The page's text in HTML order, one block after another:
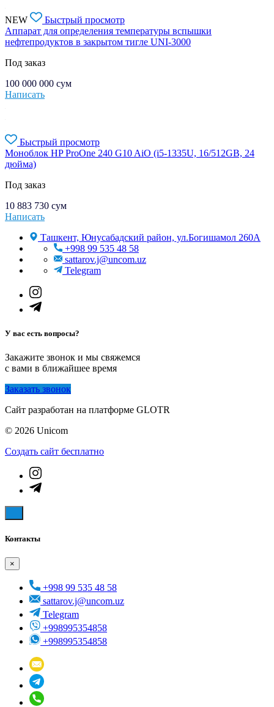
NEW
Быстрый просмотр
Аппарат для определения температуры вспышки
нефтепродуктов в закрытом тигле UNI-3000
Под заказ
100 000 000 сум
Написать
Быстрый просмотр
Моноблок HP ProOne 240 G10 AiO (i5-1335U, 16/512GB, 24
дюйма)
Под заказ
10 883 730 сум
Написать
Ташкент, Юнусабадский район, ул.Богишамол 260А
+998 99 535 48 58
sattarov.j@uncom.uz
Telegram
У вас есть вопросы?
Закажите звонок и мы свяжемся
с вами в ближайшее время
Заказать звонок
Сайт разработан на платформе GLOTR
© 2026 Unicom
Создать cайт бесплатно
Контакты
×
+998 99 535 48 58
sattarov.j@uncom.uz
Telegram
+998995354858
+998995354858